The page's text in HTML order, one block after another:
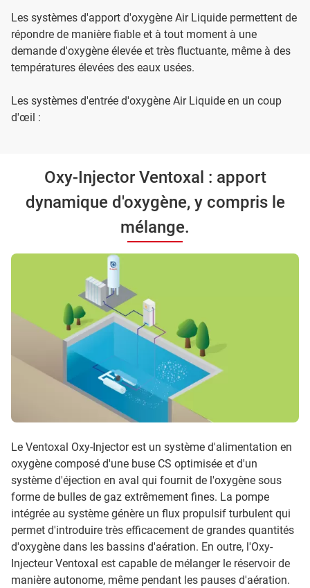
Les systèmes d'apport d'oxygène Air Liquide permettent de
répondre de manière fiable et à tout moment à une
demande d'oxygène élevée et très fluctuante, même à des
températures élevées des eaux usées.
Les systèmes d'entrée d'oxygène Air Liquide en un coup
d'œil :
Oxy-Injector Ventoxal : apport
dynamique d'oxygène, y compris le
mélange.
Le Ventoxal Oxy-Injector est un système d'alimentation en
oxygène composé d'une buse CS optimisée et d'un
système d'éjection en aval qui fournit de l'oxygène sous
forme de bulles de gaz extrêmement fines. La pompe
intégrée au système génère un flux propulsif turbulent qui
permet d'introduire très efficacement de grandes quantités
d'oxygène dans les bassins d'aération. En outre, l'Oxy-
Injecteur Ventoxal est capable de mélanger le réservoir de
manière autonome, même pendant les pauses d'aération.